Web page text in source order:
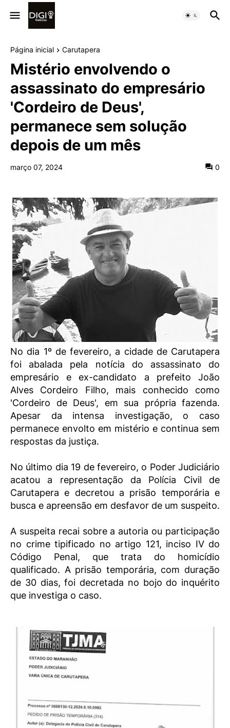
Página inicial Carutapera
Mistério envolvendo o
assassinato do empresário
'Cordeiro de Deus',
permanece sem solução
depois de um mês
março 07, 2024 0
No dia 1º de fevereiro, a cidade de Carutapera
foi abalada pela notícia do assassinato do
empresário e ex-candidato a prefeito João
Alves Cordeiro Filho, mais conhecido como
'Cordeiro de Deus', em sua própria fazenda.
Apesar da intensa investigação, o caso
permanece envolto em mistério e continua sem
respostas da justiça.
No último dia 19 de fevereiro, o Poder Judiciário
acatou a representação da Polícia Civil de
Carutapera e decretou a prisão temporária e
busca e apreensão em desfavor de um suspeito.
A suspeita recai sobre a autoria ou participação
no crime tipificado no artigo 121, inciso IV do
Código Penal, que trata do homicídio
qualificado. A prisão temporária, com duração
de 30 dias, foi decretada no bojo do inquérito
que investiga o caso.